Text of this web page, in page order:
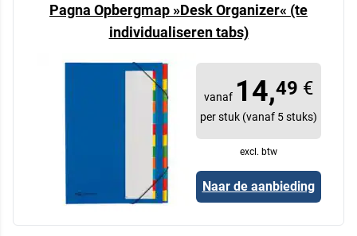
Pagna Opbergmap »Desk Organizer« (te
individualiseren tabs)
vanaf 14,49 €
per stuk (vanaf 5 stuks)
excl. btw
Naar de aanbieding